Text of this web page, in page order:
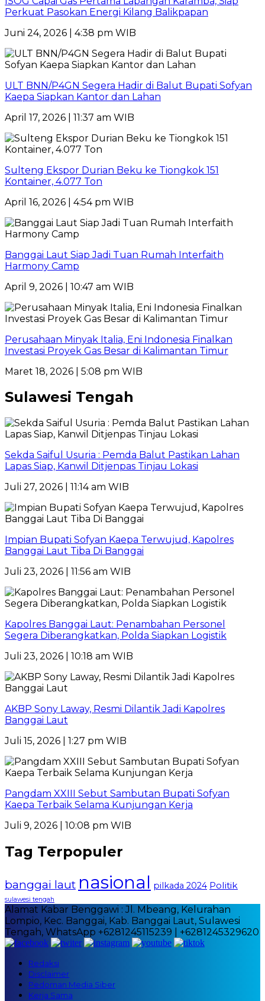
Perkuat Pasokan Energi Kilang Balikpapan
Juni 24, 2026 | 4:38 pm WIB
ULT BNN/P4GN Segera Hadir di Balut Bupati Sofyan
Kaepa Siapkan Kantor dan Lahan
April 17, 2026 | 11:37 am WIB
Sulteng Ekspor Durian Beku ke Tiongkok 151
Kontainer, 4.077 Ton
April 16, 2026 | 4:54 pm WIB
Banggai Laut Siap Jadi Tuan Rumah Interfaith
Harmony Camp
April 9, 2026 | 10:47 am WIB
Perusahaan Minyak Italia, Eni Indonesia Finalkan
Investasi Proyek Gas Besar di Kalimantan Timur
Maret 18, 2026 | 5:08 pm WIB
Sulawesi Tengah
Sekda Saiful Usuria : Pemda Balut Pastikan Lahan
Lapas Siap, Kanwil Ditjenpas Tinjau Lokasi
Juli 27, 2026 | 11:14 am WIB
Impian Bupati Sofyan Kaepa Terwujud, Kapolres
Banggai Laut Tiba Di Banggai
Juli 23, 2026 | 11:56 am WIB
Kapolres Banggai Laut: Penambahan Personel
Segera Diberangkatkan, Polda Siapkan Logistik
Juli 23, 2026 | 10:18 am WIB
AKBP Sony Laway, Resmi Dilantik Jadi Kapolres
Banggai Laut
Juli 15, 2026 | 1:27 pm WIB
Pangdam XXIII Sebut Sambutan Bupati Sofyan
Kaepa Terbaik Selama Kunjungan Kerja
Juli 9, 2026 | 10:08 pm WIB
Tag Terpopuler
banggai laut nasional pilkada 2024 Politik
sulawesi tengah
Alamat Kabar Benggawi : Jl. Mbeang, Kelurahan
Lompio, Kec. Banggai, Kab. Banggai Laut, Sulawesi
Tengah, WhatsApp +6281245115239 | +6281245329620
Redaksi
Disclaimer
Pedoman Media Siber
Kerja Sama